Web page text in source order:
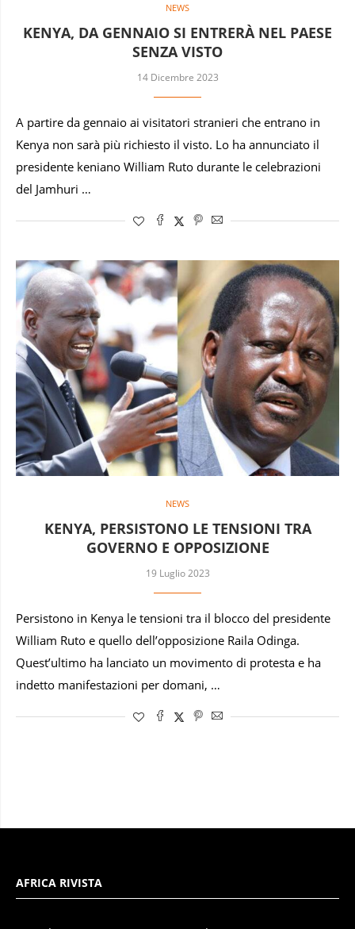
NEWS
KENYA, DA GENNAIO SI ENTRERÀ NEL PAESE
SENZA VISTO
14 Dicembre 2023
A partire da gennaio ai visitatori stranieri che entrano in
Kenya non sarà più richiesto il visto. Lo ha annunciato il
presidente keniano William Ruto durante le celebrazioni
del Jamhuri …
NEWS
KENYA, PERSISTONO LE TENSIONI TRA
GOVERNO E OPPOSIZIONE
19 Luglio 2023
Persistono in Kenya le tensioni tra il blocco del presidente
William Ruto e quello dell’opposizione Raila Odinga.
Quest’ultimo ha lanciato un movimento di protesta e ha
indetto manifestazioni per domani, …
AFRICA RIVISTA